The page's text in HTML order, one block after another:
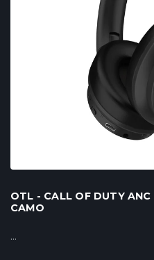
OTL - CALL OF DUTY
CAMO
...